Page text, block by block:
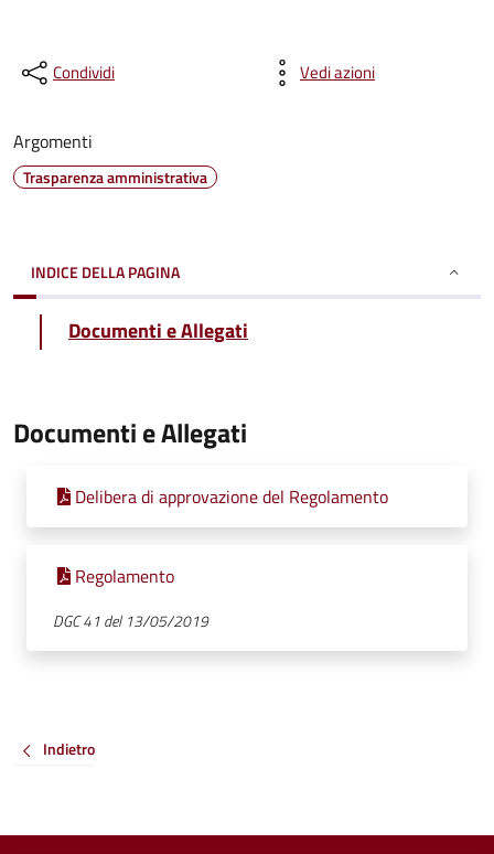
Condividi Vedi azioni
Argomenti
Trasparenza amministrativa
INDICE DELLA PAGINA
Documenti e Allegati
Documenti e Allegati
Delibera di approvazione del Regolamento
Regolamento
DGC 41 del 13/05/2019
Indietro